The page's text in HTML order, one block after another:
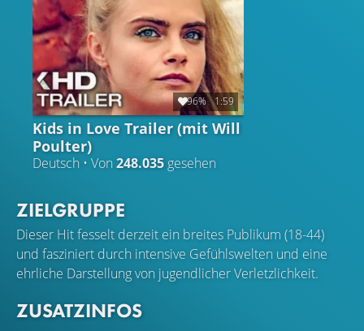
96% 1:59
Kids in Love Trailer (mit Will
Poulter)
Deutsch • Von248.035 gesehen
ZIELGRUPPE
Dieser Hit fesselt derzeit ein breites Publikum (18-44)
und fasziniert durch intensive Gefühlswelten und eine
ehrliche Darstellung von jugendlicher Verletzlichkeit.
ZUSATZINFOS